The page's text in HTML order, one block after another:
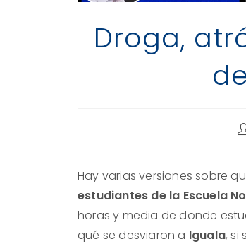
Droga,
Hay varias versiones sobre
estudiantes de la Escuela
horas y media de donde
qué se desviaron a Iguala, si